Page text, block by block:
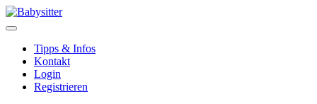
Tipps & Infos
Kontakt
Login
Registrieren